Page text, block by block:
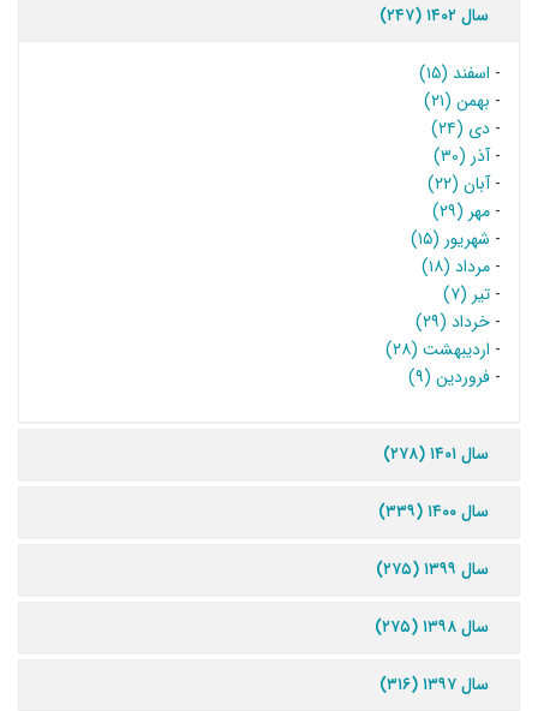
سال ۱۴۰۲ (۲۴۷)
- اسفند (۱۵)
- بهمن (۲۱)
- دی (۲۴)
-آذر (۳۰)
-آبان (۲۲)
- مهر (۲۹)
- شهریور (۱۵)
- مرداد (۱۸)
- تیر (۷)
- خرداد (۲۹)
- اردیبهشت (۲۸)
- فروردین (۹)
سال ۱۴۰۱ (۲۷۸)
سال ۱۴۰۰ (۳۳۹)
سال ۱۳۹۹ (۲۷۵)
سال ۱۳۹۸ (۲۷۵)
سال ۱۳۹۷ (۳۱۶)